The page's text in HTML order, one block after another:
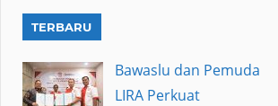
TERBARU
Bawaslu dan Pemuda
LIRA Perkuat